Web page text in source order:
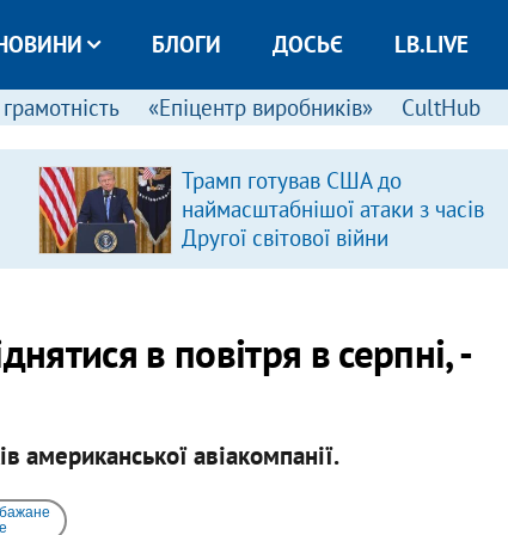
БЛОГИ ДОСЬЄ LB.LIVE
«Епіцентр виробників» CultHub
Трамп готував США до
наймасштабнішої атаки з часів
Другої світової війни
в повітря в серпні, -
американської авіакомпанії.